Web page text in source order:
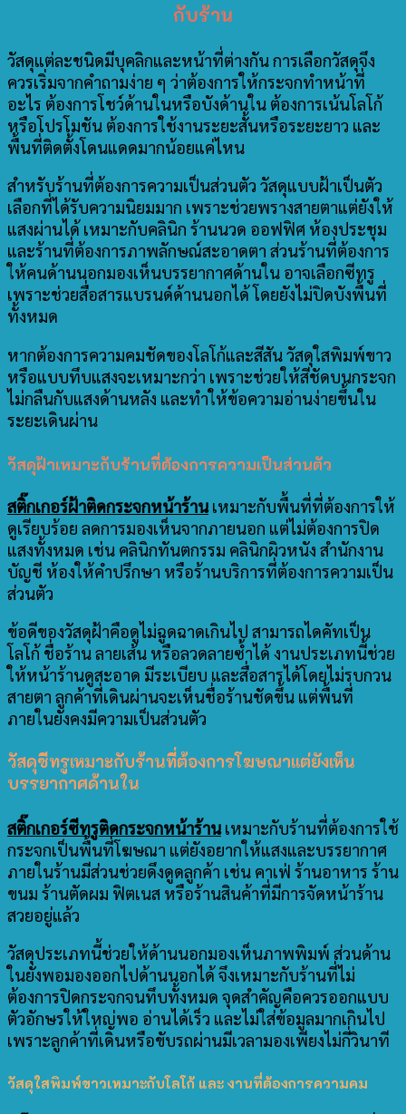
กับร้าน
วัสดุแต่ละชนิดมีบุคลิกและหน้าที่ต่างกัน การเลือกวัสดุจึง
ควรเริ่มจากคำถามง่าย ๆ ว่าต้องการให้กระจกทำหน้าที่
อะไร ต้องการโชว์ด้านในหรือบังด้านใน ต้องการเน้นโลโก้
หรือโปรโมชัน ต้องการใช้งานระยะสั้นหรือระยะยาว และ
พื้นที่ติดตั้งโดนแดดมากน้อยแค่ไหน
สำหรับร้านที่ต้องการความเป็นส่วนตัว วัสดุแบบฝ้าเป็นตัว
เลือกที่ได้รับความนิยมมาก เพราะช่วยพรางสายตาแต่ยังให้
แสงผ่านได้ เหมาะกับคลินิก ร้านนวด ออฟฟิศ ห้องประชุม
และร้านที่ต้องการภาพลักษณ์สะอาดตา ส่วนร้านที่ต้องการ
ให้คนด้านนอกมองเห็นบรรยากาศด้านใน อาจเลือกซีทรู
เพราะช่วยสื่อสารแบรนด์ด้านนอกได้ โดยยังไม่ปิดบังพื้นที่
ทั้งหมด
หากต้องการความคมชัดของโลโก้และสีสัน วัสดุใสพิมพ์ขาว
หรือแบบทึบแสงจะเหมาะกว่า เพราะช่วยให้สีชัดบนกระจก
ไม่กลืนกับแสงด้านหลัง และทำให้ข้อความอ่านง่ายขึ้นใน
ระยะเดินผ่าน
วัสดุฝ้าเหมาะกับร้านที่ต้องการความเป็นส่วนตัว
สติ๊กเกอร์ฝ้าติดกระจกหน้าร้านเหมาะกับพื้นที่ที่ต้องการให้
ดูเรียบร้อย ลดการมองเห็นจากภายนอก แต่ไม่ต้องการปิด
แสงทั้งหมด เช่น คลินิกทันตกรรม คลินิกผิวหนัง สำนักงาน
บัญชี ห้องให้คำปรึกษา หรือร้านบริการที่ต้องการความเป็น
ส่วนตัว
ข้อดีของวัสดุฝ้าคือดูไม่ฉูดฉาดเกินไป สามารถไดคัทเป็น
โลโก้ ชื่อร้าน ลายเส้น หรือลวดลายซ้ำได้ งานประเภทนี้ช่วย
ให้หน้าร้านดูสะอาด มีระเบียบ และสื่อสารได้โดยไม่รบกวน
สายตา ลูกค้าที่เดินผ่านจะเห็นชื่อร้านชัดขึ้น แต่พื้นที่
ภายในยังคงมีความเป็นส่วนตัว
วัสดุซีทรูเหมาะกับร้านที่ต้องการโฆษณาแต่ยังเห็น
บรรยากาศด้านใน
สติ๊กเกอร์ซีทรูติดกระจกหน้าร้านเหมาะกับร้านที่ต้องการใช้
กระจกเป็นพื้นที่โฆษณา แต่ยังอยากให้แสงและบรรยากาศ
ภายในร้านมีส่วนช่วยดึงดูดลูกค้า เช่น คาเฟ่ ร้านอาหาร ร้าน
ขนม ร้านตัดผม ฟิตเนส หรือร้านสินค้าที่มีการจัดหน้าร้าน
สวยอยู่แล้ว
วัสดุประเภทนี้ช่วยให้ด้านนอกมองเห็นภาพพิมพ์ ส่วนด้าน
ในยังพอมองออกไปด้านนอกได้ จึงเหมาะกับร้านที่ไม่
ต้องการปิดกระจกจนทึบทั้งหมด จุดสำคัญคือควรออกแบบ
ตัวอักษรให้ใหญ่พอ อ่านได้เร็ว และไม่ใส่ข้อมูลมากเกินไป
เพราะลูกค้าที่เดินหรือขับรถผ่านมีเวลามองเพียงไม่กี่วินาที
วัสดุใสพิมพ์ขาวเหมาะกับโลโก้ และ งานที่ต้องการความคม